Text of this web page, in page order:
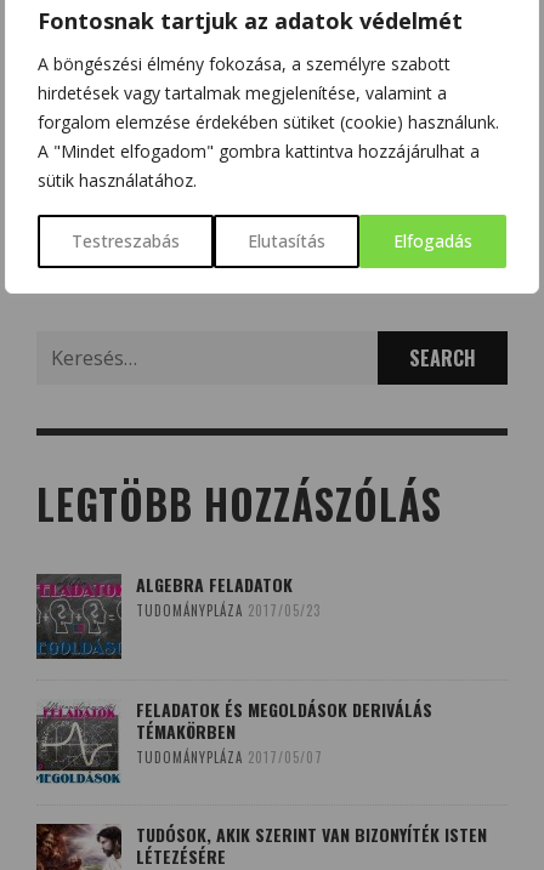
Fontosnak tartjuk az adatok védelmét
A böngészési élmény fokozása, a személyre szabott
hirdetések vagy tartalmak megjelenítése, valamint a
forgalom elemzése érdekében sütiket (cookie) használunk.
A "Mindet elfogadom" gombra kattintva hozzájárulhat a
sütik használatához.
Testreszabás Elutasítás Elfogadás
kapcsolattartási lehetőségekhez, mint mások. A Humans’
interpersonal attachment style című publikáció, mely a
Computers in Human Behaviour szakfolyóiratban jelent
meg, elemzi …
0
for:
LEGTÖBB HOZZÁSZÓLÁS
ALGEBRA FELADATOK
TUDOMÁNYPLÁZA 2017/05/23
FELADATOK ÉS MEGOLDÁSOK DERIVÁLÁS
TÉMAKÖRBEN
TUDOMÁNYPLÁZA 2017/05/07
TUDÓSOK, AKIK SZERINT VAN BIZONYÍTÉK ISTEN
LÉTEZÉSÉRE